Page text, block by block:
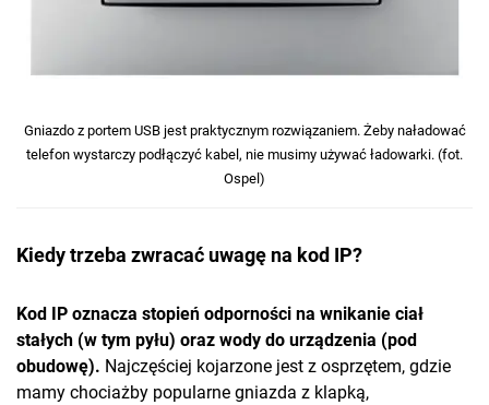
Gniazdo z portem USB jest praktycznym rozwiązaniem. Żeby naładować
telefon wystarczy podłączyć kabel, nie musimy używać ładowarki. (fot.
Ospel)
Kiedy trzeba zwracać uwagę na kod IP?
Kod IP oznacza stopień odporności na wnikanie ciał
stałych (w tym pyłu) oraz wody do urządzenia (pod
obudowę). Najczęściej kojarzone jest z osprzętem, gdzie
mamy chociażby popularne gniazda z klapką,